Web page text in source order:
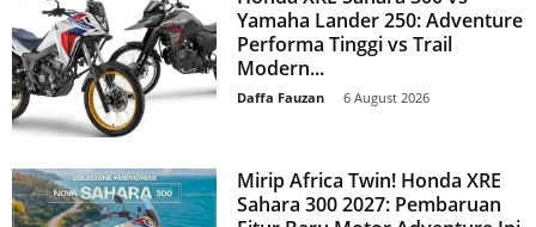
Yamaha Lander 250: Adventure
Performa Tinggi vs Trail
Modern...
Daffa Fauzan 6 August 2026
Mirip Africa Twin! Honda XRE
Sahara 300 2027: Pembaruan